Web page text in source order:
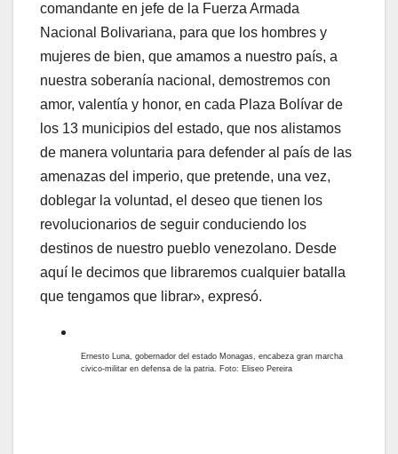
comandante en jefe de la Fuerza Armada
Nacional Bolivariana, para que los hombres y
mujeres de bien, que amamos a nuestro país, a
nuestra soberanía nacional, demostremos con
amor, valentía y honor, en cada Plaza Bolívar de
los 13 municipios del estado, que nos alistamos
de manera voluntaria para defender al país de las
amenazas del imperio, que pretende, una vez,
doblegar la voluntad, el deseo que tienen los
revolucionarios de seguir conduciendo los
destinos de nuestro pueblo venezolano. Desde
aquí le decimos que libraremos cualquier batalla
que tengamos que librar», expresó.
Ernesto Luna, gobernador del estado Monagas, encabeza gran marcha
civico-militar en defensa de la patria. Foto: Eliseo Pereira